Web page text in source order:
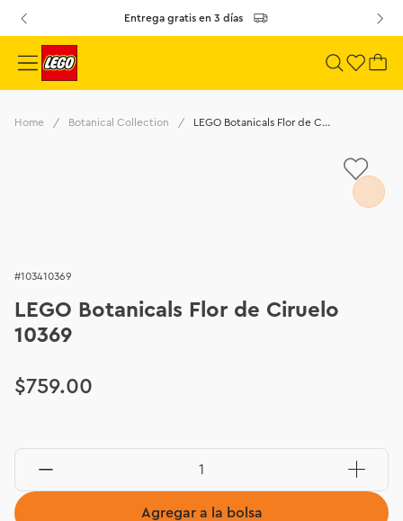
Entrega gratis en 3 días
Botanical Collection LEGO Botanicals Flor de Ciruelo 10369
103410369
LEGO Botanicals Flor de Ciruelo
10369
$759.00
Agregar a la bolsa